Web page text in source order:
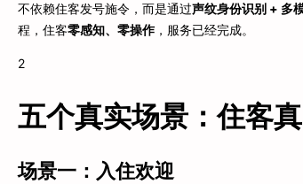
不依赖住客发号施令，而是通过声纹身份识别 + 多
程，住客零感知、零操作，服务已经完成。
2
五个真实场景：住客
场景一：入住欢迎